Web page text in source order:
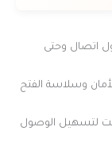
اتصال وحتى
وسلاسة الفتح
لتسهيل الوصول